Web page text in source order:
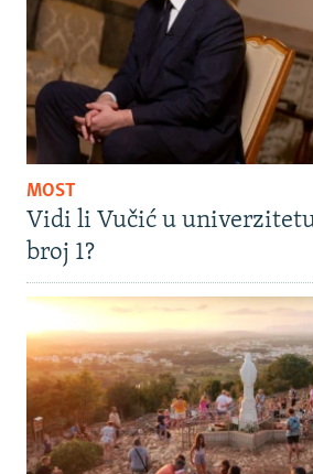
MOST
Vidi li Vučić u
broj 1?